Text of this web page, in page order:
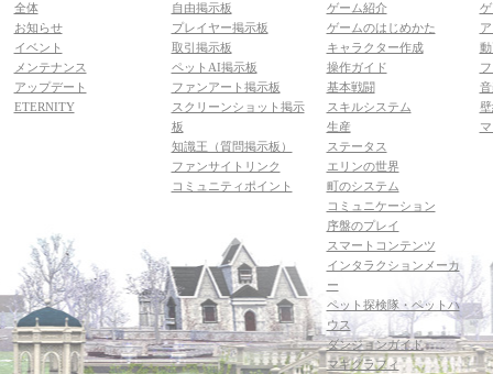
全体
お知らせ
イベント
メンテナンス
アップデート
ETERNITY
自由掲示板
プレイヤー掲示板
取引掲示板
ペットAI掲示板
ファンアート掲示板
スクリーンショット掲示
板
知識王（質問掲示板）
ファンサイトリンク
コミュニティポイント
ゲーム紹介
ゲームのはじめかた
キャラクター作成
操作ガイド
基本戦闘
スキルシステム
生産
ステータス
エリンの世界
町のシステム
コミュニケーション
序盤のプレイ
スマートコンテンツ
インタラクションメーカ
ー
ペット探検隊・ペットハ
ウス
ダンジョンガイド
マギグラフィ